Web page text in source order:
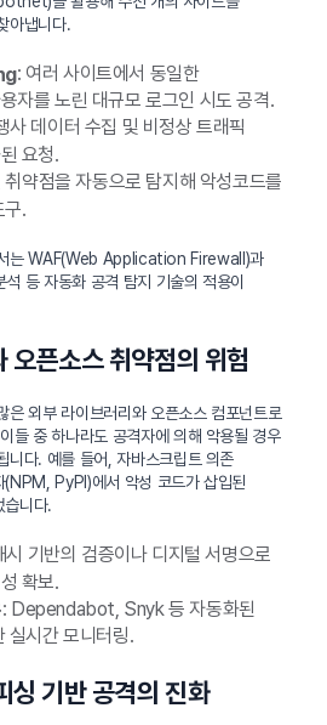
아냅니다.
: 여러 사이트에서 동일한
자를 노린 대규모 로그인 시도 공격.
사 데이터 수집 및 비정상 트래픽
요청.
취약점을 자동으로 탐지해 악성코드를
구.
는 WAF(Web Application Firewall)과
등 자동화 공격 탐지 기술의 적용이
오픈소스 취약점의 위험
은 외부 라이브러리와 오픈소스 컴포넌트로
들 중 하나라도 공격자에 의해 악용될 경우
니다. 예를 들어, 자바스크립트 의존
(NPM, PyPI)에서 악성 코드가 삽입된
습니다.
시 기반의 검증이나 디지털 서명으로
확보.
: Dependabot, Snyk 등 자동화된
실시간 모니터링.
싱 기반 공격의 진화